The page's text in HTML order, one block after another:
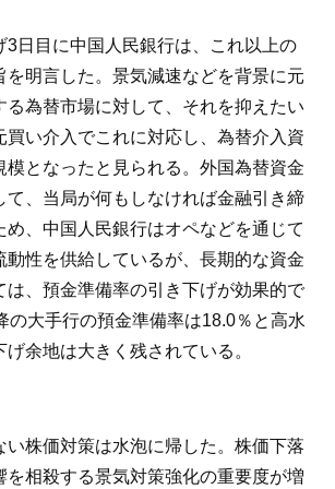
日目に中国人民銀行は、これ以上の
を明言した。景気減速などを背景に元
る為替市場に対して、それを抑えたい
買い介入でこれに対応し、為替介入資
模となったと見られる。外国為替資金
て、当局が何もしなければ金融引き締
め、中国人民銀行はオペなどを通じて
動性を供給しているが、長期的な資金
は、預金準備率の引き下げが効果的で
の大手行の預金準備率は18.0％と高水
余地は大きく残されている。
株価対策は水泡に帰した。株価下落
を相殺する景気対策強化の重要度が増